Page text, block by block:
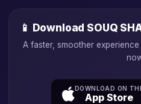
📱 Download SOUQ
A faster, smoother
DOWNLOAD ON
App Store